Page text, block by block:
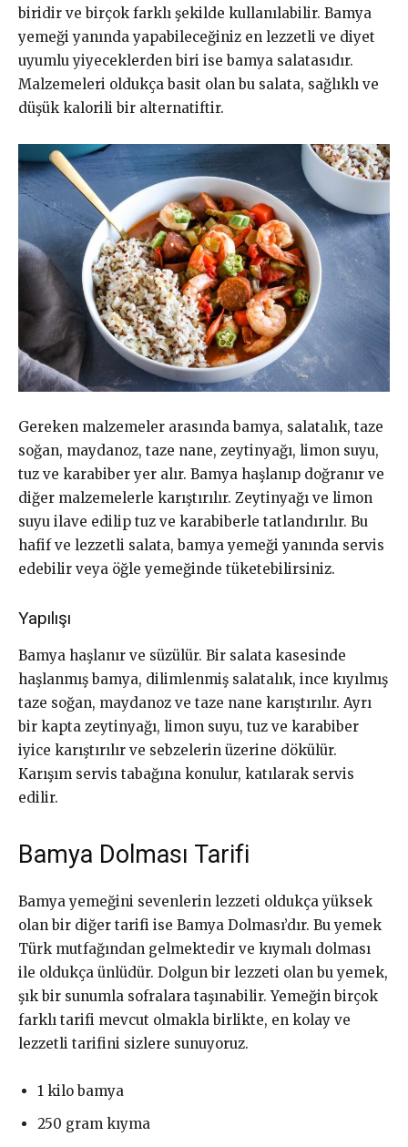
biridir ve birçok farklı şekilde kullanılabilir. Bamya
yemeği yanında yapabileceğiniz en lezzetli ve diyet
uyumlu yiyeceklerden biri ise bamya salatasıdır.
Malzemeleri oldukça basit olan bu salata, sağlıklı ve
düşük kalorili bir alternatiftir.
Gereken malzemeler arasında bamya, salatalık, taze
soğan, maydanoz, taze nane, zeytinyağı, limon suyu,
tuz ve karabiber yer alır. Bamya haşlanıp doğranır ve
diğer malzemelerle karıştırılır. Zeytinyağı ve limon
suyu ilave edilip tuz ve karabiberle tatlandırılır. Bu
hafif ve lezzetli salata, bamya yemeği yanında servis
edebilir veya öğle yemeğinde tüketebilirsiniz.
Yapılışı
Bamya haşlanır ve süzülür. Bir salata kasesinde
haşlanmış bamya, dilimlenmiş salatalık, ince kıyılmış
taze soğan, maydanoz ve taze nane karıştırılır. Ayrı
bir kapta zeytinyağı, limon suyu, tuz ve karabiber
iyice karıştırılır ve sebzelerin üzerine dökülür.
Karışım servis tabağına konulur, katılarak servis
edilir.
Bamya Dolması Tarifi
Bamya yemeğini sevenlerin lezzeti oldukça yüksek
olan bir diğer tarifi ise Bamya Dolması’dır. Bu yemek
Türk mutfağından gelmektedir ve kıymalı dolması
ile oldukça ünlüdür. Dolgun bir lezzeti olan bu yemek,
şık bir sunumla sofralara taşınabilir. Yemeğin birçok
farklı tarifi mevcut olmakla birlikte, en kolay ve
lezzetli tarifini sizlere sunuyoruz.
1 kilo bamya
250 gram kıyma